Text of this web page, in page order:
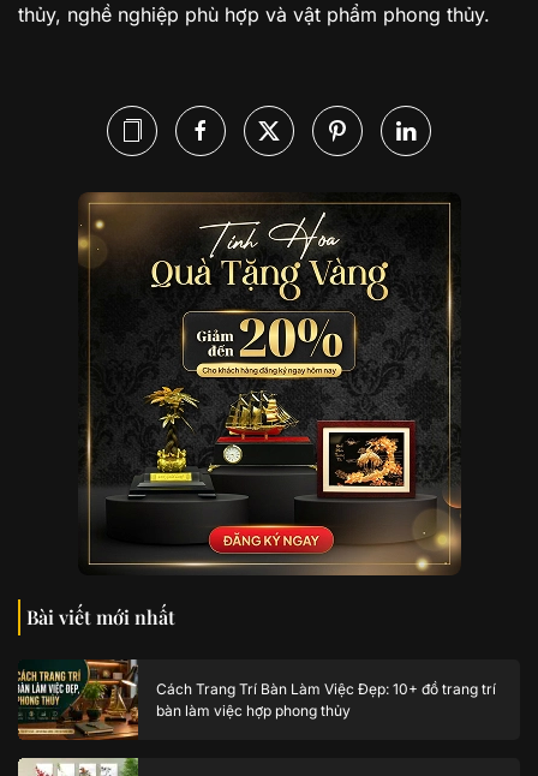
thủy, nghề nghiệp phù hợp và vật phẩm phong thủy.
Bài viết mới nhất
Cách Trang Trí Bàn Làm Việc Đẹp: 10+ đồ trang trí
bàn làm việc hợp phong thủy